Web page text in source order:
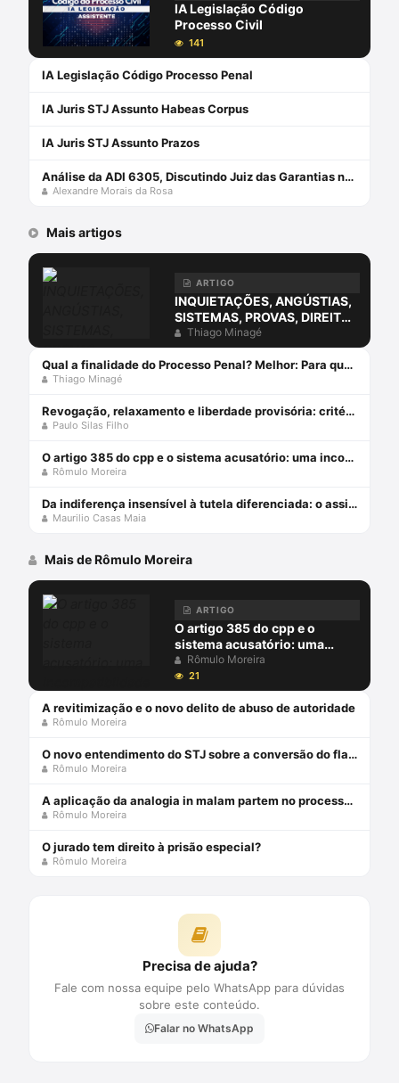
IA Legislação Código
Processo Civil
141
IA Legislação Código Processo Penal
IA Juris STJ Assunto Habeas Corpus
IA Juris STJ Assunto Prazos
Análise da ADI 6305, Discutindo Juiz das Garantias no Brasil com Alexandre Morais da Rosa
Alexandre Morais da Rosa
Mais artigos
ARTIGO
INQUIETAÇÕES, ANGÚSTIAS,
SISTEMAS, PROVAS, DIREITO
E O ERRO DA COMPREENSÃO
JURÍDICA ESTUDANDO
APENAS O DIREITO.
Thiago Minagé
Qual a finalidade do Processo Penal? Melhor: Para que serve o Processo Penal?
Thiago Minagé
Revogação, relaxamento e liberdade provisória: critérios de diferenciação das medidas que afastam a prisão cautelar
Paulo Silas Filho
O artigo 385 do cpp e o sistema acusatório: uma incompatiblidade com a constituição federal
Rômulo Moreira
Da indiferença insensível à tutela diferenciada: o assistido defensorial e o cumprimento de sentença – esperanças da cidadania no ncpc
Maurilio Casas Maia
Mais de Rômulo Moreira
ARTIGO
O artigo 385 do cpp e o
sistema acusatório: uma
incompatiblidade com a
constituição federal
Rômulo Moreira
21
A revitimização e o novo delito de abuso de autoridade
Rômulo Moreira
O novo entendimento do STJ sobre a conversão do flagrante em preventiva
Rômulo Moreira
A aplicação da analogia in malam partem no processo penal brasileiro
Rômulo Moreira
O jurado tem direito à prisão especial?
Rômulo Moreira
Precisa de ajuda?
Fale com nossa equipe pelo WhatsApp para dúvidas
sobre este conteúdo.
Falar no WhatsApp